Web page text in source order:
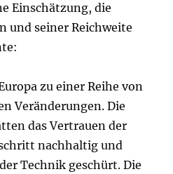
Einschätzung, die
und seiner Reichweite
zu einer Reihe von
Veränderungen. Die
das Vertrauen der
nachhaltig und
Technik geschürt. Die